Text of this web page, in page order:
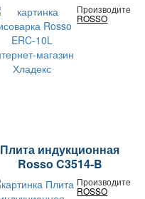
Производитель:
ROSSO
Плита индукционная
Rosso C3514-B
Производитель:
ROSSO